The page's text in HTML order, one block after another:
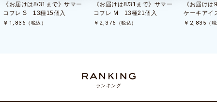
《お届けは8/31まで》サマー
コフレ S 13種15個入
￥1,836 （税込）
《お届けは8/31まで》サマー
コフレ M 13種21個入
￥2,376 （税込）
《お届け
ケーキアイ
￥2,835 （
ランキング